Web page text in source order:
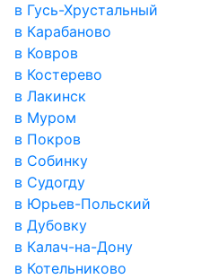
в Гусь-Хрустальный
в Карабаново
в Ковров
в Костерево
в Лакинск
в Муром
в Покров
в Собинку
в Судогду
в Юрьев-Польский
в Дубовку
в Калач-на-Дону
в Котельниково